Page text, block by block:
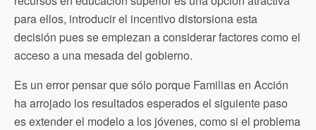
para ellos, introducir el incentivo distorsiona esta
decisión pues se empiezan a considerar factores como el
acceso a una mesada del gobierno.
Es un error pensar que sólo porque Familias en Acción
ha arrojado los resultados esperados el siguiente paso
es extender el modelo a los jóvenes, como si el problema